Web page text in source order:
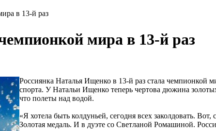
в 13-й раз
мира в 13-й раз
Россиянка Наталья Ищенко в 13-й раз стала чемпионкой
спорта. У Натальи Ищенко теперь чертова дюжина
что полеты над водой.
«Я хотела быть колдуньей, сегодня всех заколдовать.
Золотая медаль. И в дуэте со Светланой Ромашиной.